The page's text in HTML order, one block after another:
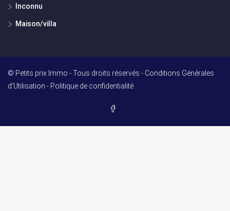
Inconnu
Maison/villa
© Petits prix Immo - Tous droits réservés - Conditions Générales
d'Utilisation - Politique de confidentialité